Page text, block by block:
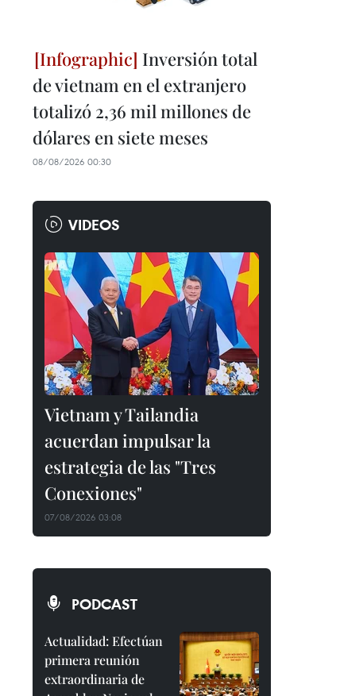
Inversión total
de vietnam en el extranjero
totalizó 2,36 mil millones de
dólares en siete meses
08/08/2026 00:30
VIDEOS
Vietnam y Tailandia
acuerdan impulsar la
estrategia de las "Tres
Conexiones"
07/08/2026 03:08
PODCAST
Actualidad: Efectúan
primera reunión
extraordinaria de